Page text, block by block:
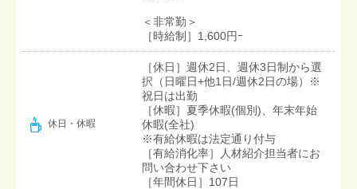
＜非常勤＞
［時給制］1,600円ｰ
休日・休暇
［休日］週休2日、週休3日制から選
択（日曜日+他1日/週休2日の場）※
祝日は出勤
［休暇］夏季休暇(個別)、年末年始
休暇(全社)
※有給休暇は法定通り付与
［有給消化率］人材紹介担当者にお
問い合わせ下さい
［年間休日］107日